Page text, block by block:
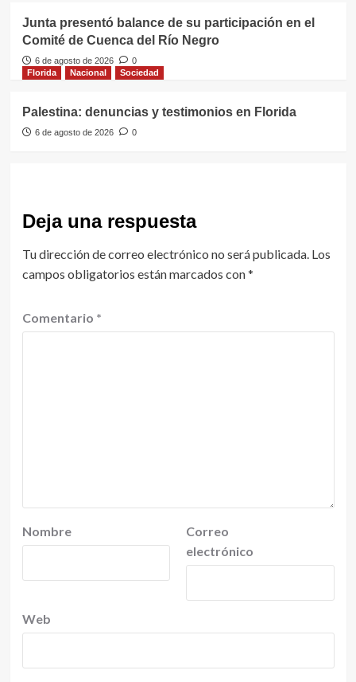
Junta presentó balance de su participación en el
Comité de Cuenca del Río Negro
6 de agosto de 2026
0
Florida
Nacional Sociedad
Palestina: denuncias y testimonios en Florida
6 de agosto de 2026 0
Deja una respuesta
Tu dirección de correo electrónico no será publicada. Los
campos obligatorios están marcados con*
Comentario *
Nombre
Correo
electrónico
Web